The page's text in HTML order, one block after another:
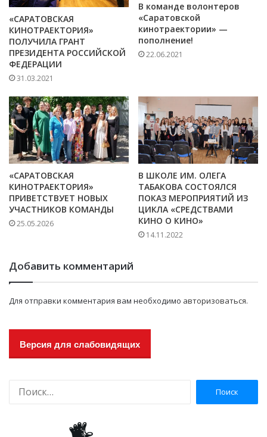
«САРАТОВСКАЯ
КИНОТРАЕКТОРИЯ»
ПОЛУЧИЛА ГРАНТ
ПРЕЗИДЕНТА РОССИЙСКОЙ
ФЕДЕРАЦИИ
31.03.2021
В команде волонтеров
«Саратовской
кинотраектории» —
пополнение!
22.06.2021
«САРАТОВСКАЯ
КИНОТРАЕКТОРИЯ»
ПРИВЕТСТВУЕТ НОВЫХ
УЧАСТНИКОВ КОМАНДЫ
25.05.2026
В ШКОЛЕ ИМ. ОЛЕГА
ТАБАКОВА СОСТОЯЛСЯ
ПОКАЗ МЕРОПРИЯТИЙ ИЗ
ЦИКЛА «СРЕДСТВАМИ
КИНО О КИНО»
14.11.2022
Добавить комментарий
Для отправки комментария вам необходимо авторизоваться.
Версия для слабовидящих